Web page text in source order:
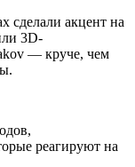
сделали акцент на
3D-
— круче, чем
реагируют на